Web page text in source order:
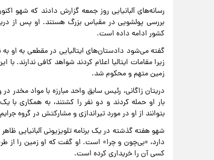
رسانه‌های آلبانیایی روز جمعه گزارش دادند که شهو
بررسی پولشویی در مقیاس بزرگ هستند. او پس از
کشور ادامه داده است.
گفته می‌شود دادستان‌های ایتالیایی در مقطعی به او
زمین متهم و محکوم شد.
بار او حمله کردند و دو نفر را کشتند، به همکاری با
بتوانند از او در مورد تیراندازی و مشارکتش در گروه
شهو هفته گذشته در یک برنامه تلویزیونی آلبانیایی
دارد، «بی‌چون و چرا» است. او گفت که او زمین را از
کسی آن را خریداری کرده است.